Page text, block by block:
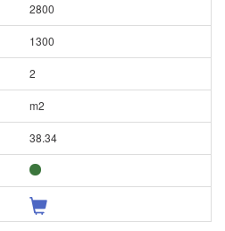
2800
1300
2
m2
38.34